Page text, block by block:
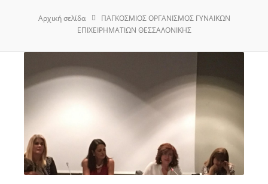
Αρχική σελίδα
ΠΑΓΚΟΣΜΙΟΣ ΟΡΓΑΝΙΣΜΟΣ ΓΥΝΑΙΚΩΝ
ΕΠΙΧΕΙΡΗΜΑΤΙΩΝ ΘΕΣΣΑΛΟΝΙΚΗΣ